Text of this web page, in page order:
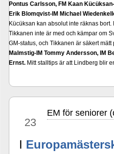
Pontus Carlsson, FM Kaan
Erik Blomqvist-IM Michael
Kücüksan kan absolut inte räknas
Tikkanen inte är med och kämpar om
GM-status, och Tikkanen är säkert
Malmstig-IM Tommy Andersson, IM
Ernst. Mitt stalltips är att Lindberg blir
23
EM för seniorer
I